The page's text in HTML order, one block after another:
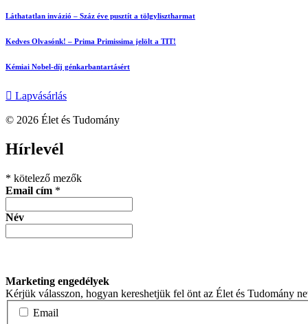
Láthatatlan invázió – Száz éve pusztít a tölgylisztharmat
Kedves Olvasónk! – Prima Primissima jelölt a TIT!
Kémiai Nobel-díj génkarbantartásért
Lapvásárlás
© 2026 Élet és Tudomány
facebook-
1
youtube-
1
email
Hírlevél
* kötelező mezők
Email cím *
Név
Marketing engedélyek
Kérjük válasszon, hogyan kereshetjük fel önt az Élet és Tudomány
Email